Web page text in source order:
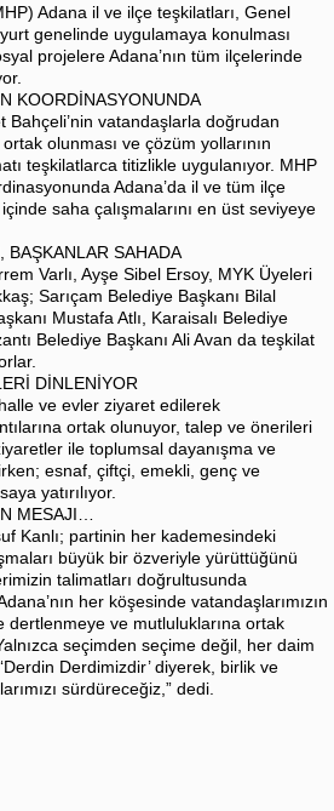
Adana il ve ilçe teşkilatları, Genel
genelinde uygulamaya konulması
projelere Adana’nın tüm ilçelerinde
KOORDİNASYONUNDA
Bahçeli’nin vatandaşlarla doğrudan
olunması ve çözüm yollarının
teşkilatlarca titizlikle uygulanıyor. MHP
Adana’da il ve tüm ilçe
saha çalışmalarını en üst seviyeye
BAŞKANLAR SAHADA
Varlı, Ayşe Sibel Ersoy, MYK Üyeleri
Sarıçam Belediye Başkanı Bilal
Mustafa Atlı, Karaisalı Belediye
Belediye Başkanı Ali Avan da teşkilat
DİNLENİYOR
ve evler ziyaret edilerek
ortak olunuyor, talep ve önerileri
ile toplumsal dayanışma ve
esnaf, çiftçi, emekli, genç ve
yatırılıyor.
MESAJI…
Kanlı; partinin her kademesindeki
büyük bir özveriyle yürüttüğünü
talimatları doğrultusunda
her köşesinde vatandaşlarımızın
dertlenmeye ve mutluluklarına ortak
seçimden seçime değil, her daim
Derdimizdir’ diyerek, birlik ve
sürdüreceğiz,” dedi.